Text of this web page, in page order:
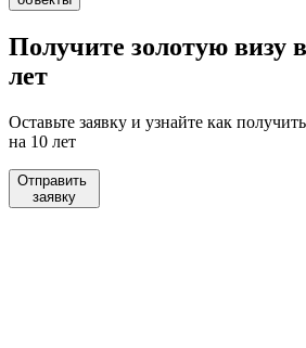
Получите золотую визу
лет
Оставьте заявку и узнайте как
на 10 лет
Отправить
заявку